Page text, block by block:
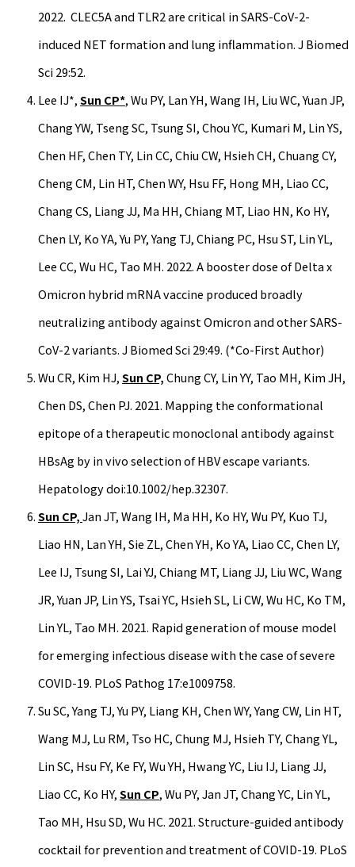
2022. CLEC5A and TLR2 are critical in SARS-CoV-2-
induced NET formation and lung inflammation. J Biomed
Sci 29:52.
Lee IJ*,Sun CP*, Wu PY, Lan YH, Wang IH, Liu WC, Yuan JP,
Chang YW, Tseng SC, Tsung SI, Chou YC, Kumari M, Lin YS,
Chen HF, Chen TY, Lin CC, Chiu CW, Hsieh CH, Chuang CY,
Cheng CM, Lin HT, Chen WY, Hsu FF, Hong MH, Liao CC,
Chang CS, Liang JJ, Ma HH, Chiang MT, Liao HN, Ko HY,
Chen LY, Ko YA, Yu PY, Yang TJ, Chiang PC, Hsu ST, Lin YL,
Lee CC, Wu HC, Tao MH. 2022. A booster dose of Delta x
Omicron hybrid mRNA vaccine produced broadly
neutralizing antibody against Omicron and other SARS-
CoV-2 variants. J Biomed Sci 29:49. (*Co-First Author)
Wu CR, Kim HJ,Sun CP,Chung CY, Lin YY, Tao MH, Kim JH,
Chen DS, Chen PJ. 2021. Mapping the conformational
epitope of a therapeutic monoclonal antibody against
HBsAg by in vivo selection of HBV escape variants.
Hepatology doi:10.1002/hep.32307.
Sun CP,Jan JT, Wang IH, Ma HH, Ko HY, Wu PY, Kuo TJ,
Liao HN, Lan YH, Sie ZL, Chen YH, Ko YA, Liao CC, Chen LY,
Lee IJ, Tsung SI, Lai YJ, Chiang MT, Liang JJ, Liu WC, Wang
JR, Yuan JP, Lin YS, Tsai YC, Hsieh SL, Li CW, Wu HC, Ko TM,
Lin YL, Tao MH. 2021. Rapid generation of mouse model
for emerging infectious disease with the case of severe
COVID-19. PLoS Pathog 17:e1009758.
Su SC, Yang TJ, Yu PY, Liang KH, Chen WY, Yang CW, Lin HT,
Wang MJ, Lu RM, Tso HC, Chung MJ, Hsieh TY, Chang YL,
Lin SC, Hsu FY, Ke FY, Wu YH, Hwang YC, Liu IJ, Liang JJ,
Liao CC, Ko HY,Sun CP, Wu PY, Jan JT, Chang YC, Lin YL,
Tao MH, Hsu SD, Wu HC. 2021. Structure-guided antibody
cocktail for prevention and treatment of COVID-19. PLoS